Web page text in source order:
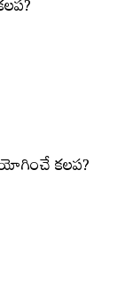
కలప?